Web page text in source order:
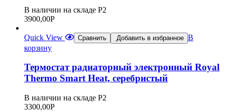
В наличии на складе Р2
3900,00Р
Quick View Сравнить Добавить в избранное В
корзину
Термостат радиаторный электронный Royal
Thermo Smart Heat, серебристый
В наличии на складе Р2
3300,00Р